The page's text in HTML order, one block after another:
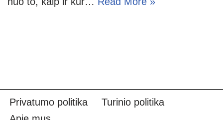
Privatumo politika
Turinio politika